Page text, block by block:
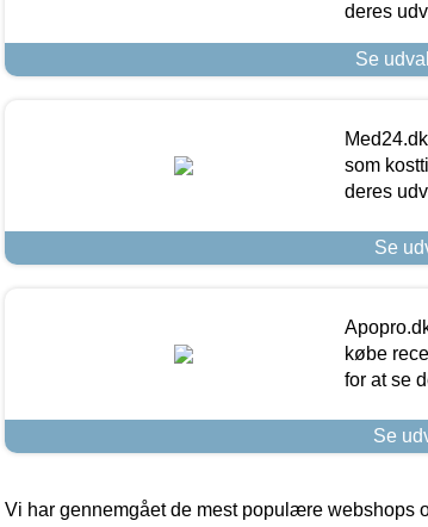
deres
Se
som
deres
Se
købe
for at se
Se
Vi har gennemgået de mest populære webshops